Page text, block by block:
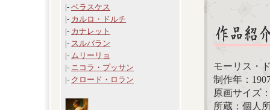
|- ベラスケス
|- カルロ・ドルチ
|- カナレット
|- スルバラン
|- ムリーリョ
|- ニコラ・プッサン
|- クロード・ロラン
モーリス・
制作年：
原画サイズ
所蔵：個人